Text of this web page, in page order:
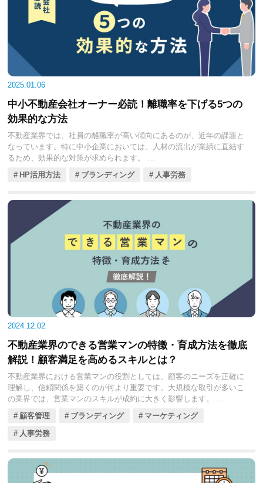
2025.01.06
中小不動産会社オーナー必読！離職率を下げる5つの
効果的な方法
不動産業界では、社員の離職率が高い傾向にあるのが、近年の課題と
なっています。特に中小企業においては、人材の流出が業績に直結す
るため、効果的な対策が求められます。
この記事では、労働環境の改善や教育・研修制度の充実、コミュニケ
ーションの活性化、テクノロジーの活用など、離職率を下げるための
員の定着率向上と企業の持続的な成長を目指しましょう。
HP活用方法 ブランディング 人事労務
2024.12.02
不動産業界のできる営業マンの特徴・育成方法を徹底
解説！顧客満足を高めるスキルとは？
不動産業界における営業マンの役割としては、顧客のニーズを正確に
理解し、信頼関係を築くのが何より重要です。大規模な取引が多いこ
の業界では、営業マンのスキルが成約に大きく影響します。
しかし、ただ話が上手いだけでは不十分です。できる営業マンは、ヒ
アリング力や論理的思考、柔軟な対応力を持ち、顧客の期待を超える
サービスを提供します。
ションを維持するためには、適切なインセンティブ制度やフィードバ
ックが欠かせません。
顧客管理 ブランディング
マーケティング
人事労務